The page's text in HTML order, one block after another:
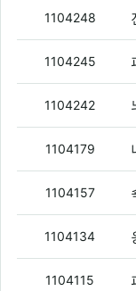
1104248
1104245
1104242
1104179
1104157
1104134
1104115